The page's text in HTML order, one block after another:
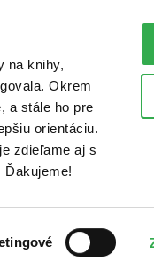
na knihy,
Okrem
a stále ho pre
orientáciu.
zdieľame aj s